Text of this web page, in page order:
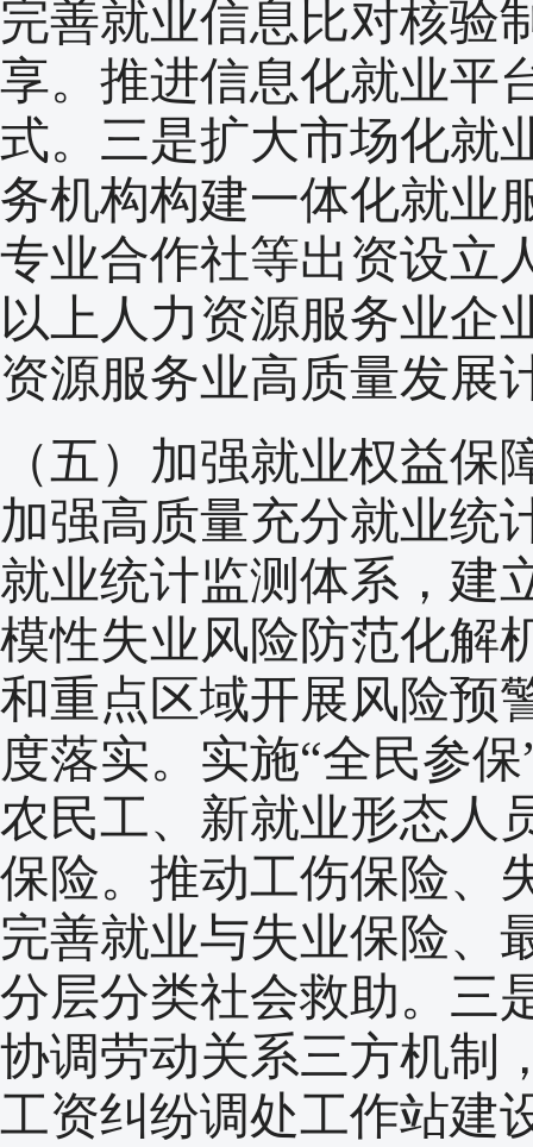
完善就业信息比对核验
享。推进信息化就业平
式。三是扩大市场化就
务机构构建一体化就业
专业合作社等出资设立
以上人力资源服务业企
资源服务业高质量发展
（五）加强就业权益
加强高质量充分就业统
就业统计监测体系，建
模性失业风险防范化解
和重点区域开展风险预
度落实。实施“全民参
农民工、新就业形态人
保险。推动工伤保险、
完善就业与失业保险、
分层分类社会救助。三
协调劳动关系三方机制
工资纠纷调处工作站建